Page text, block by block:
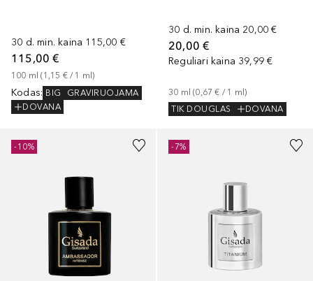
30 d. min. kaina 115,00 €
115,00 €
100 ml (1,15 € / 1 ml)
Kodas: BIG
GRAVIRUOJAMA
DOVANA
30 d. min. kaina 20,00 €
20,00 €
Reguliari kaina 39,99 €
30 ml (0,67 € / 1 ml)
TIK DOUGLAS
DOVANA
-10% -7%